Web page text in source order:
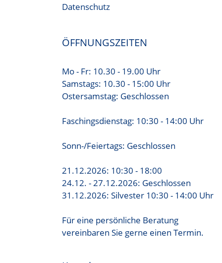
Datenschutz
ÖFFNUNGSZEITEN
Mo - Fr: 10.30 - 19.00 Uhr
Samstags: 10.30 - 15:00 Uhr
Ostersamstag: Geschlossen
Faschingsdienstag: 10:30 - 14:00 Uhr
Sonn-/Feiertags: Geschlossen
21.12.2026: 10:30 - 18:00
24.12. - 27.12.2026: Geschlossen
31.12.2026: Silvester 10:30 - 14:00 Uhr
Für eine persönliche Beratung
vereinbaren Sie gerne einen Termin.